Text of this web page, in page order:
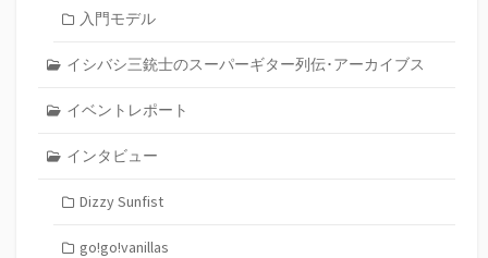
入門モデル
イシバシ三銃士のスーパーギター列伝･アーカイブス
イベントレポート
インタビュー
Dizzy Sunfist
go!go!vanillas